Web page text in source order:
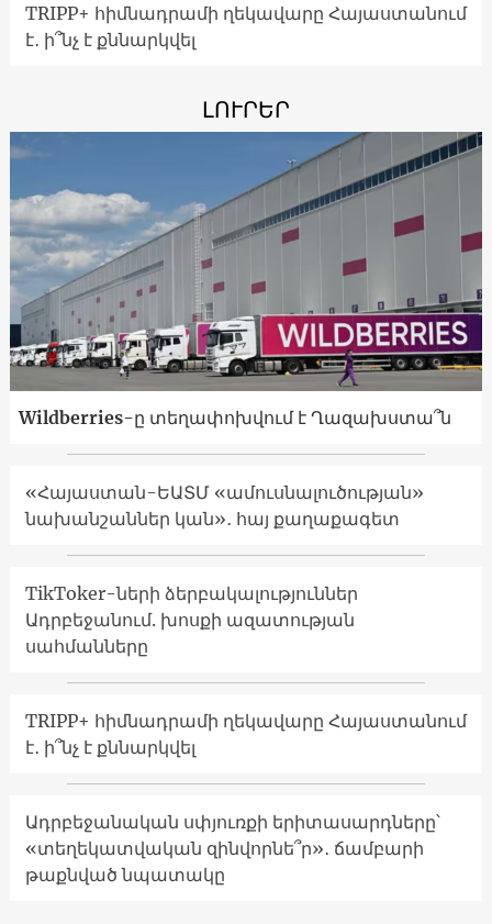
TRIPP+ հիմնադրամի ղեկավարը Հայաստանում
է․ ի՞նչ է քննարկվել
ԼՈՒՐԵՐ
Wildberries-ը տեղափոխվում է Ղազախստա՞ն
«Հայաստան-ԵԱՏՄ «ամուսնալուծության»
նախանշաններ կան»․ հայ քաղաքագետ
TikToker-ների ձերբակալություններ
Ադրբեջանում. խոսքի ազատության
սահմանները
TRIPP+ հիմնադրամի ղեկավարը Հայաստանում
է․ ի՞նչ է քննարկվել
Ադրբեջանական սփյուռքի երիտասարդները՝
«տեղեկատվական զինվորնե՞ր»․ ճամբարի
թաքնված նպատակը